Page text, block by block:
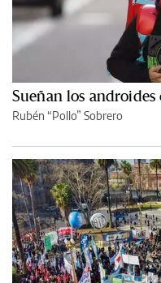
Sueñan los androides
Rubén “Pollo” Sobrero